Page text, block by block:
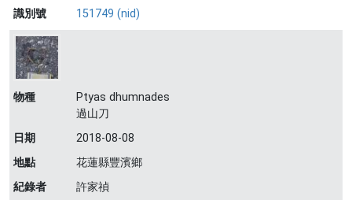
識別號
151749 (nid)
物種
Ptyas dhumnades
過山刀
日期
2018-08-08
地點
花蓮縣豐濱鄉
紀錄者
許家禎